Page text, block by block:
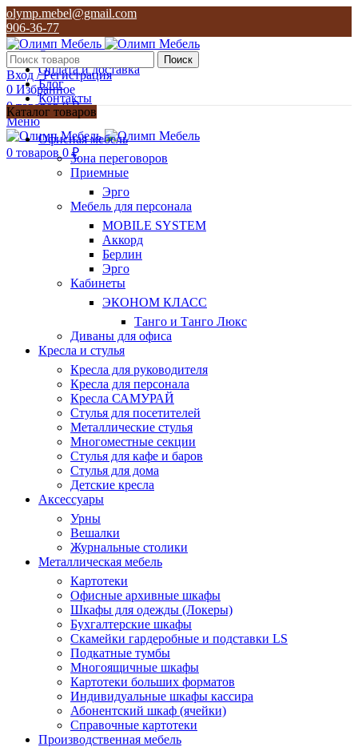
olymp.mebel@gmail.com
906-36-77
О нас
Оплата и доставка
Блог
Контакты
906-36-77
Поиск
Вход / Регистрация
0 Избранное
0товаров 0₽
Меню
0 товаров 0₽
Каталог товаров
Офисная мебель
Зона переговоров
Приемные
Эрго
Мебель для персонала
MOBILE SYSTEM
Аккорд
Берлин
Эрго
Кабинеты
ЭКОНОМ КЛАСС
Танго и Танго Люкс
Диваны для офиса
Кресла и стулья
Кресла для руководителя
Кресла для персонала
Кресла САМУРАЙ
Стулья для посетителей
Металлические стулья
Многоместные секции
Стулья для кафе и баров
Стулья для дома
Детские кресла
Аксессуары
Урны
Вешалки
Журнальные столики
Металлическая мебель
Картотеки
Офисные архивные шкафы
Шкафы для одежды (Локеры)
Бухгалтерские шкафы
Скамейки гардеробные и подставки LS
Подкатные тумбы
Многоящичные шкафы
Картотеки больших форматов
Индивидуальные шкафы кассира
Абонентский шкаф (ячейки)
Справочные картотеки
Производственная мебель